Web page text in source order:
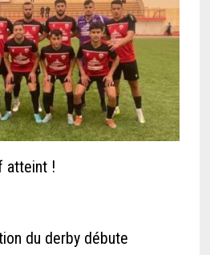
atteint !
du derby débute